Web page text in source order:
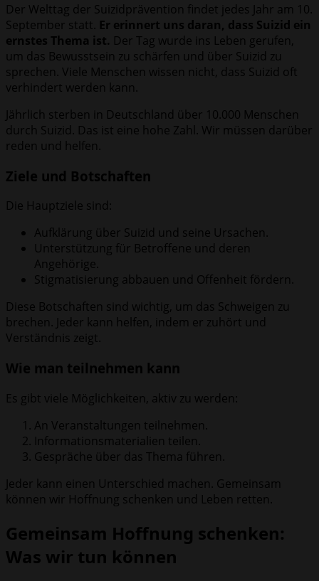
Der Welttag der Suizidprävention findet jedes Jahr am 10.
September statt. Er erinnert uns daran, dass Suizid ein
ernstes Thema ist. Der Tag wurde ins Leben gerufen,
um das Bewusstsein zu schärfen und über Suizid zu
sprechen. Viele Menschen wissen nicht, dass Suizid oft
verhindert werden kann.
Jährlich sterben in Deutschland über 10.000 Menschen
durch Suizid. Das ist eine hohe Zahl. Wir müssen darüber
reden und helfen.
Ziele und Botschaften
Die Hauptziele sind:
Aufklärung über Suizid und seine Ursachen.
Unterstützung für Betroffene und deren
Angehörige.
Stigmatisierung abbauen und Offenheit fördern.
Diese Botschaften sind wichtig, um das Schweigen zu
brechen. Jeder kann helfen, indem er zuhört und
Verständnis zeigt.
Wie man teilnehmen kann
Es gibt viele Möglichkeiten, aktiv zu werden:
An Veranstaltungen teilnehmen.
Informationsmaterialien teilen.
Gespräche über das Thema führen.
Jeder kann einen Unterschied machen. Gemeinsam
können wir Hoffnung schenken und Leben retten.
Gemeinsam Hoffnung schenken:
Was wir tun können